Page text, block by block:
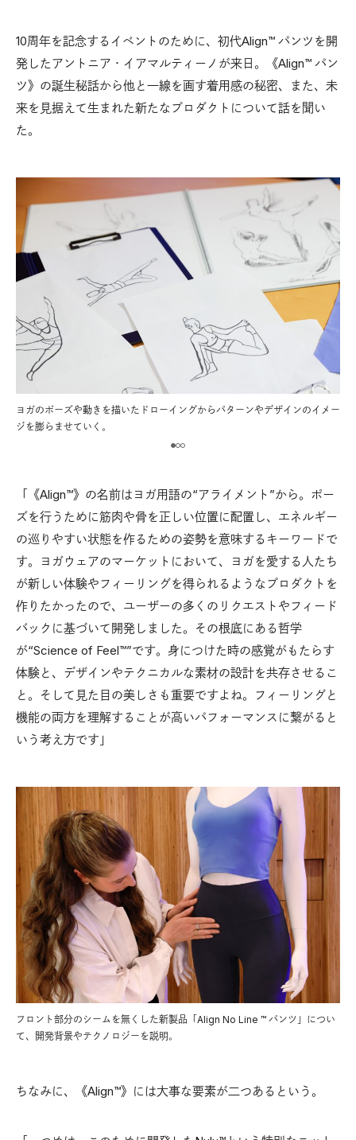
10周年を記念するイベントのために、初代Align™︎ パンツを開
発したアントニア・イアマルティーノが来日。《Align™︎ パン
ツ》の誕生秘話から他と一線を画す着用感の秘密、また、未
来を見据えて生まれた新たなプロダクトについて話を聞い
た。
ヨガのポーズや動きを描いたドローイングからパターンやデザインのイメー
ジを膨らませていく。
「《Align™︎》の名前はヨガ用語の“アライメント”から。ポー
ズを行うために筋肉や骨を正しい位置に配置し、エネルギー
の巡りやすい状態を作るための姿勢を意味するキーワードで
す。ヨガウェアのマーケットにおいて、ヨガを愛する人たち
が新しい体験やフィーリングを得られるようなプロダクトを
作りたかったので、ユーザーの多くのリクエストやフィード
バックに基づいて開発しました。その根底にある哲学
が“Science of Feel™︎”です。身につけた時の感覚がもたらす
体験と、デザインやテクニカルな素材の設計を共存させるこ
と。そして見た目の美しさも重要ですよね。フィーリングと
機能の両方を理解することが高いパフォーマンスに繋がると
いう考え方です」
フロント部分のシームを無くした新製品「Align No Line ™︎ パンツ」につい
て、開発背景やテクノロジーを説明。
ちなみに、《Align™︎》には大事な要素が二つあるという。